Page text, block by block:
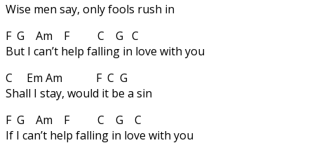
Wise men say, only fools rush in
F G Am F C G C
But I can’t help falling in love with you
C Em Am F C G
Shall I stay, would it be a sin
F G Am F C G C
If I can’t help falling in love with you